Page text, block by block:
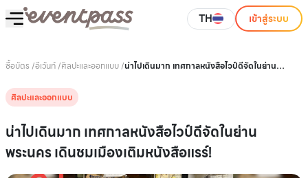
TH เข้าสู่ระบบ
ซื้อบัตร /อีเว้นท์/ศิลปะและออกแบบ/น่าไปเดินมาก เทศกาลหนังสือไวป์ดีจัดในย่าน
ศิลปะและออกแบบ
น่าไปเดินมาก เทศกาลหนังสือไวป์ดีจัดในย่าน
พระนคร เดินชมเมืองเติมหนังสือแรร์!